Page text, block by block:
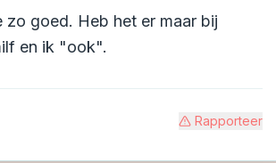
goed. Heb het er maar bij
en ik "ook".
Rapporteer